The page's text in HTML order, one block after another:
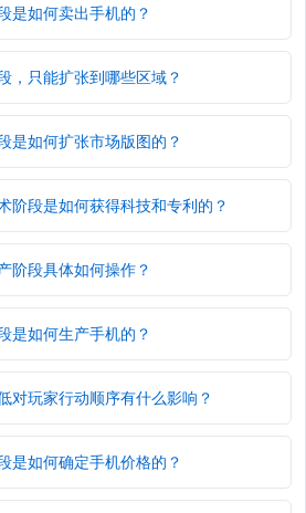
是如何卖出手机的？
，只能扩张到哪些区域？
是如何扩张市场版图的？
阶段是如何获得科技和专利的？
阶段具体如何操作？
是如何生产手机的？
对玩家行动顺序有什么影响？
是如何确定手机价格的？